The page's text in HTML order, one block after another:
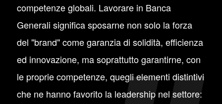
competenze globali. Lavorare in Banca
Generali significa sposarne non solo la forza
del "brand" come garanzia di solidità, efficienza
ed innovazione, ma soprattutto garantirne, con
le proprie competenze, quegli elementi distintivi
che ne hanno favorito la leadership nel settore: